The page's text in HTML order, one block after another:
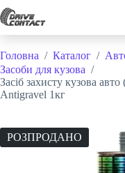
Перейти
до
Головна / Каталог /
Засоби для кузова /
Засіб захисту кузова
Antigravel 1кг
РОЗПРОДАНО